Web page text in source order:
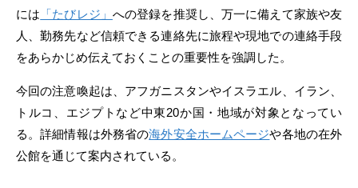
には 「たびレジ」 への登録を推奨し、万一に備えて家族や友
人、勤務先など信頼できる連絡先に旅程や現地での連絡手段
をあらかじめ伝えておくことの重要性を強調した。
今回の注意喚起は、アフガニスタンやイスラエル、イラン、
トルコ、エジプトなど中東20か国・地域が対象となってい
る。詳細情報は外務省の海外安全ホームページや各地の在外
公館を通じて案内されている。